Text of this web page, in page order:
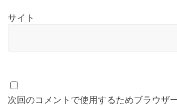
サイト
次回のコメントで使用するためブラウザ